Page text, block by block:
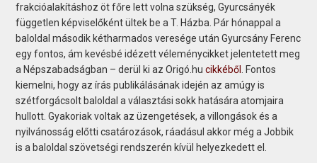
frakcióalakításhoz öt főre lett volna szükség, Gyurcsányék
független képviselőként ültek be a T. Házba. Pár hónappal a
baloldal második kétharmados veresége után Gyurcsány Ferenc
egy fontos, ám kevésbé idézett véleménycikket jelentetett meg
a Népszabadságban – derül ki az Origó.hucikkéből
. Fontos
kiemelni, hogy az írás publikálásának idején az amúgy is
szétforgácsolt baloldal a választási sokk hatására atomjaira
hullott. Gyakoriak voltak az üzengetések, a villongások és a
nyilvánosság előtti csatározások, ráadásul akkor még a Jobbik
is a baloldal szövetségi rendszerén kívül helyezkedett el.